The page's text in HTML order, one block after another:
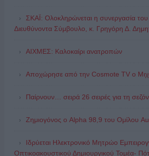
ΣΚΑΪ: Ολοκληρώνεται η συνεργασία
Διευθύνοντα Σύμβουλο, κ. Γρηγόρη Δ.
ΑΙΧΜΕΣ: Καλοκαίρι ανατροπών
Αποχώρησε από την Cosmote TV o
Παίρνουν… σειρά 26 σειρές για τη
Ζημιογόνος ο Alpha 98,9 του Ομίλου
Ιδρύεται Ηλεκτρονικό Μητρώο
Οπτικοακουστικού Δημιουργικού Τομέα-